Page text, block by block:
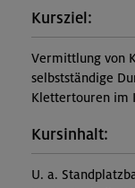
Kursziel:
Vermittlung von
selbstständige
Klettertouren im
Kursinhalt:
U. a.